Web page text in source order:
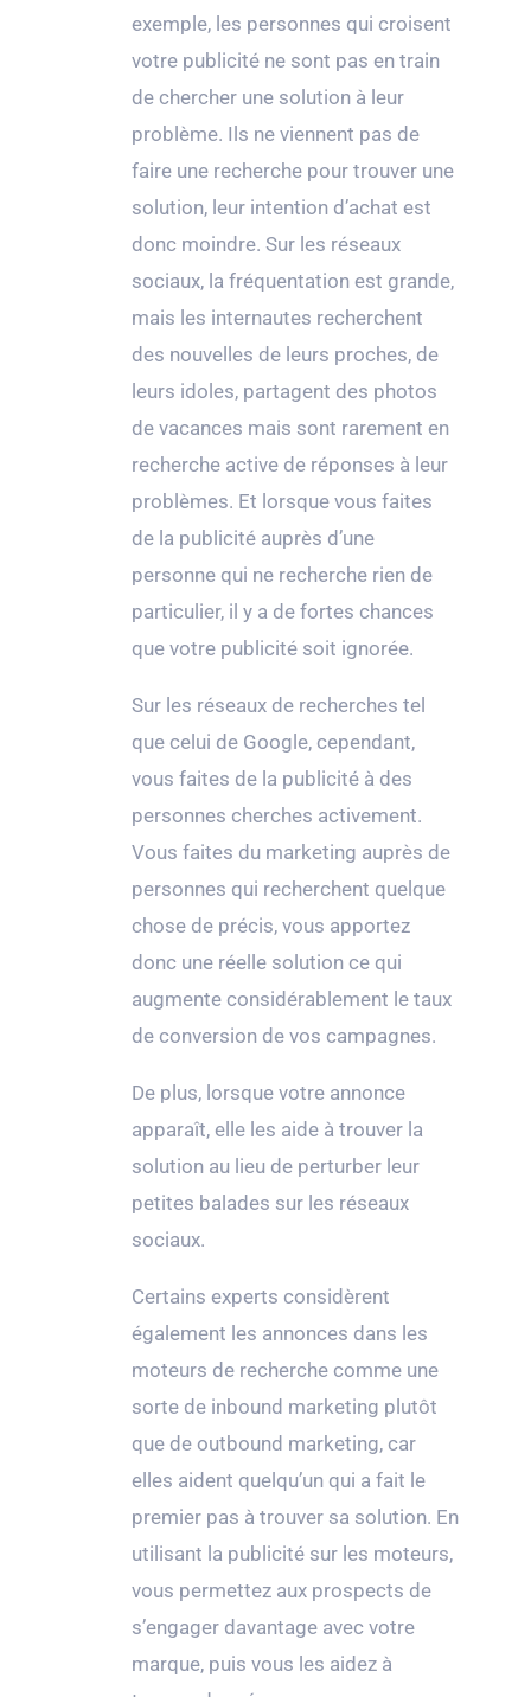
exemple, les personnes qui croisent
votre publicité ne sont pas en train
de chercher une solution à leur
problème. Ils ne viennent pas de
faire une recherche pour trouver une
solution, leur intention d’achat est
donc moindre. Sur les réseaux
sociaux, la fréquentation est grande,
mais les internautes recherchent
des nouvelles de leurs proches, de
leurs idoles, partagent des photos
de vacances mais sont rarement en
recherche active de réponses à leur
problèmes. Et lorsque vous faites
de la publicité auprès d’une
personne qui ne recherche rien de
particulier, il y a de fortes chances
que votre publicité soit ignorée.
Sur les réseaux de recherches tel
que celui de Google, cependant,
vous faites de la publicité à des
personnes cherches activement.
Vous faites du marketing auprès de
personnes qui recherchent quelque
chose de précis, vous apportez
donc une réelle solution ce qui
augmente considérablement le taux
de conversion de vos campagnes.
De plus, lorsque votre annonce
apparaît, elle les aide à trouver la
solution au lieu de perturber leur
petites balades sur les réseaux
sociaux.
Certains experts considèrent
également les annonces dans les
moteurs de recherche comme une
sorte de inbound marketing plutôt
que de outbound marketing, car
elles aident quelqu’un qui a fait le
premier pas à trouver sa solution. En
utilisant la publicité sur les moteurs,
vous permettez aux prospects de
s’engager davantage avec votre
marque, puis vous les aidez à